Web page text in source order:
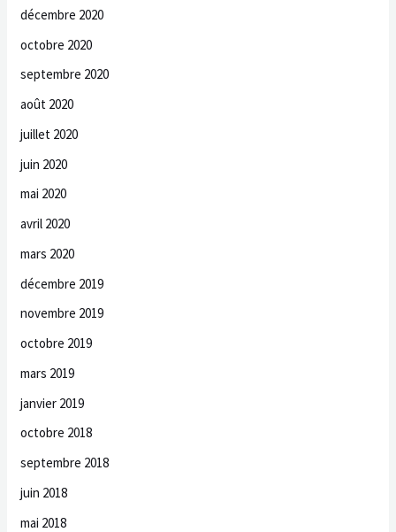
décembre 2020
octobre 2020
septembre 2020
août 2020
juillet 2020
juin 2020
mai 2020
avril 2020
mars 2020
décembre 2019
novembre 2019
octobre 2019
mars 2019
janvier 2019
octobre 2018
septembre 2018
juin 2018
mai 2018